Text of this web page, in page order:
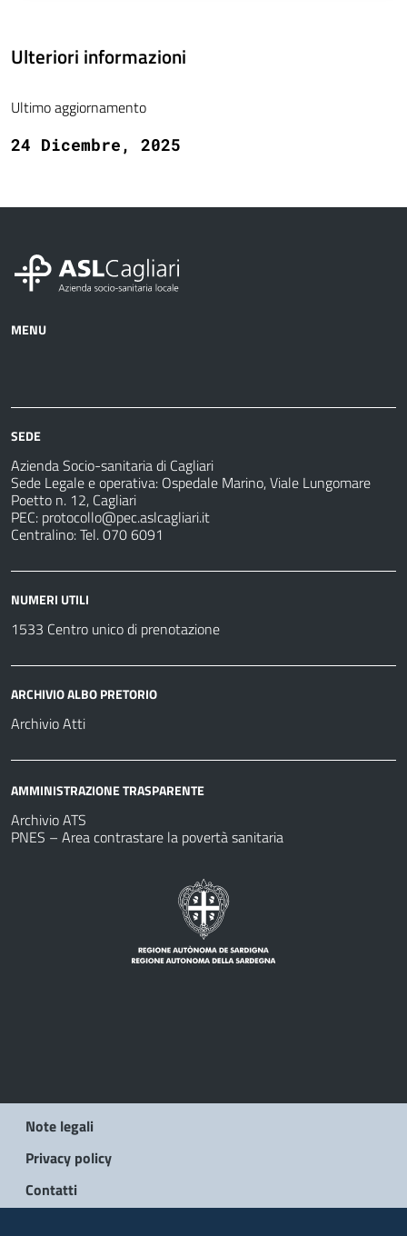
Ulteriori informazioni
Ultimo aggiornamento
24 Dicembre, 2025
MENU
sanitarie
fare
SEDE
Azienda Socio-sanitaria di Cagliari
Sede Legale e operativa: Ospedale Marino, Viale Lungomare
Poetto n. 12, Cagliari
PEC: protocollo@pec.aslcagliari.it
Centralino: Tel. 070 6091
NUMERI UTILI
1533 Centro unico di prenotazione
ARCHIVIO ALBO PRETORIO
Archivio Atti
AMMINISTRAZIONE TRASPARENTE
Archivio ATS
PNES – Area contrastare la povertà sanitaria
Note legali
Privacy policy
Contatti